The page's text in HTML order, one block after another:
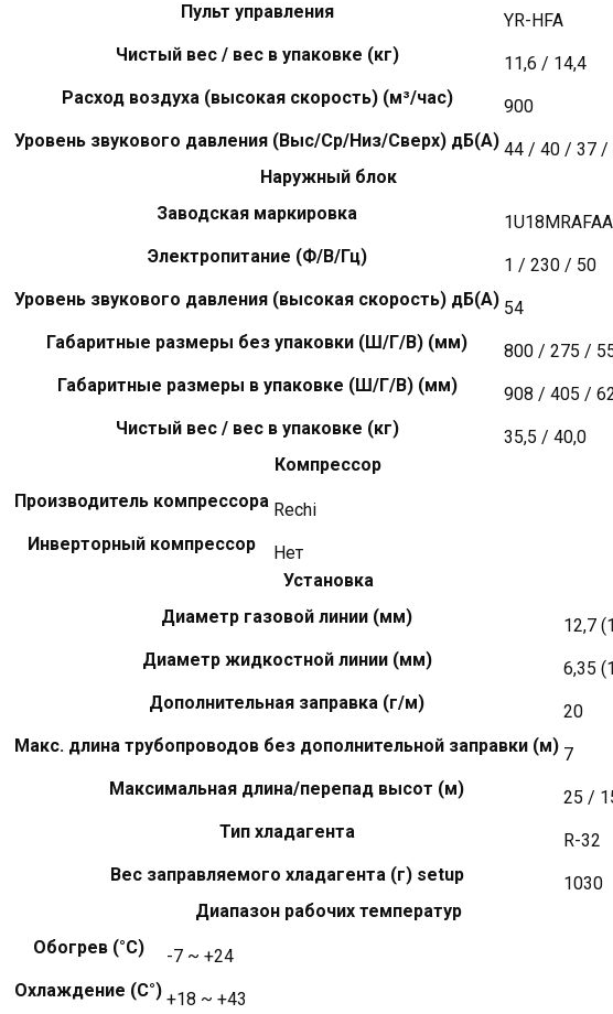
Пульт управления
YR-HFA
Чистый вес / вес в упаковке (кг)
11,6 / 14,4
Расход воздуха (высокая скорость) (м³/час)
900
Уровень звукового давления (Выс/Ср/Низ/Сверх) дБ(А) 44 / 40 / 37 /
Наружный блок
Заводская маркировка
1U18MRAFAA
Электропитание (Ф/В/Гц)
1 / 230 / 50
Уровень звукового давления (высокая скорость) дБ(А) 54
Габаритные размеры без упаковки (Ш/Г/В) (мм)
800 / 275 /
Габаритные размеры в упаковке (Ш/Г/В) (мм)
908 / 405 /
Чистый вес / вес в упаковке (кг)
35,5 / 40,0
Компрессор
Производитель компрессора Rechi
Инверторный компрессор
Нет
Установка
Диаметр газовой линии (мм)
12,7
Диаметр жидкостной линии (мм)
6,35
Дополнительная заправка (г/м)
20
Макс. длина трубопроводов без дополнительной заправки (м) 7
Максимальная длина/перепад высот (м)
25 /
Тип хладагента
R-32
Вес заправляемого хладагента (г) setup
1030
Диапазон рабочих температур
Обогрев (°С)
-7 ~ +24
Охлаждение (С°) +18 ~ +43